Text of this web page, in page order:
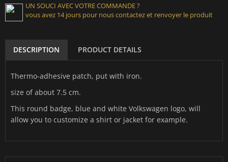
UN SOUCI AVEC VOTRE COMMANDE ?
vous avez 14 jours pour nous contactez et renvoyer le produit
DESCRIPTION PRODUCT DETAILS
Thermo-adhesive patch, put with iron.
size of about 7.5 cm.
This round badge, blue and white Volkswagen logo, will
allow you to customize a shirt or jacket for example.